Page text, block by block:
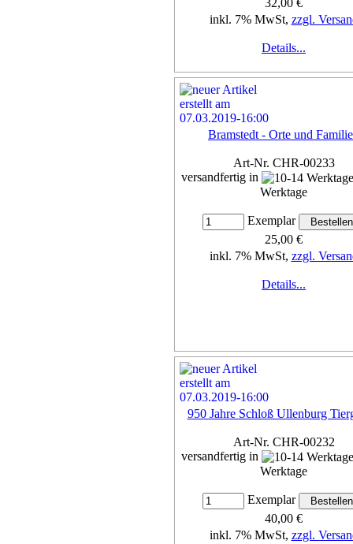
32,00 €
inkl. 7% MwSt, zzgl.
Details...
Bramstedt - Orte und
Art-Nr. CHR-00233
versandfertig in
Werktage
Exemplar
25,00 €
inkl. 7% MwSt, zzgl.
Details...
950 Jahre Schloß Ullenburg
Art-Nr. CHR-00232
versandfertig in
Werktage
Exemplar
40,00 €
inkl. 7% MwSt, zzgl.